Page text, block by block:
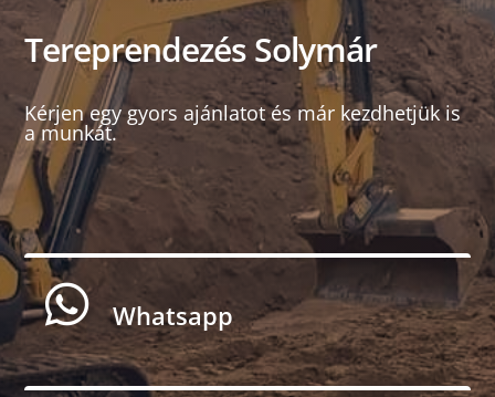
Tereprendezés Solymár
Kérjen egy gyors ajánlatot és már kezdhetjük is
a munkát.
 Whatsapp